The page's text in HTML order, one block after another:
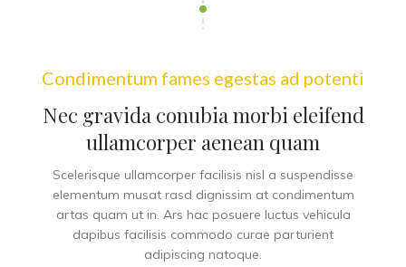
Condimentum fames egestas ad potenti
Nec gravida conubia morbi eleifend
ullamcorper aenean quam
Scelerisque ullamcorper facilisis nisl a suspendisse
elementum musat rasd dignissim at condimentum
artas quam ut in. Ars hac posuere luctus vehicula
dapibus facilisis commodo curae parturient
adipiscing natoque.